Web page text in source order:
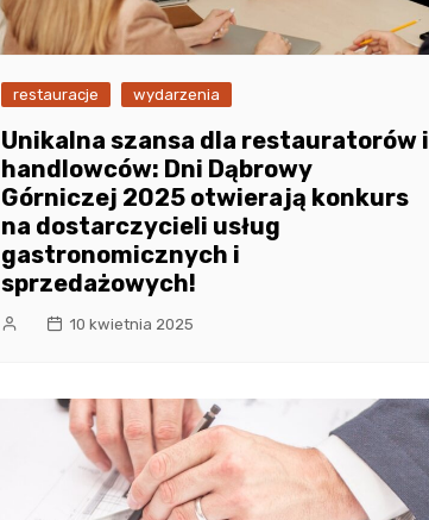
restauracje wydarzenia
Unikalna szansa dla restauratorów i
handlowców: Dni Dąbrowy
Górniczej 2025 otwierają konkurs
na dostarczycieli usług
gastronomicznych i
sprzedażowych!
10 kwietnia 2025